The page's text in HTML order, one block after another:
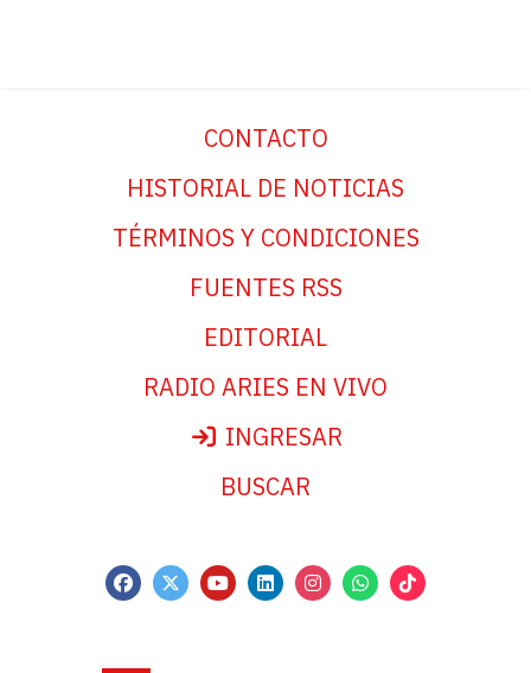
CONTACTO
HISTORIAL DE NOTICIAS
TÉRMINOS Y CONDICIONES
FUENTES RSS
EDITORIAL
RADIO ARIES EN VIVO
INGRESAR
BUSCAR